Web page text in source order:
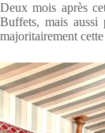
Deux mois après
Buffets, mais aussi
majoritairement